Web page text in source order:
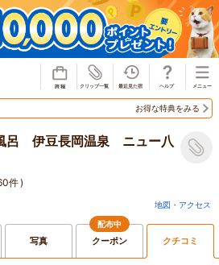
お得な特典をみる
呂 伊豆長岡温泉 ニュー八
件)
地図・アクセス
写真
配布中
クーポン クチコミ